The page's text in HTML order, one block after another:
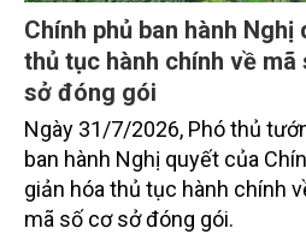
Chính phủ ban hành Nghị quyết đơn
thủ tục hành chính về
sở đóng gói
Ngày 31/7/2026, Phó thủ
ban hành Nghị quyết của
giản hóa thủ tục hành chính
mã số cơ sở đóng gói.